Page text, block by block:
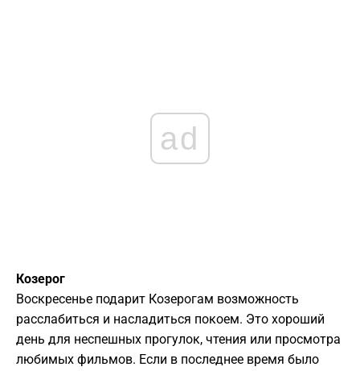
ad
Козерог
Воскресенье подарит Козерогам возможность
расслабиться и насладиться покоем. Это хороший
день для неспешных прогулок, чтения или просмотра
любимых фильмов. Если в последнее время было